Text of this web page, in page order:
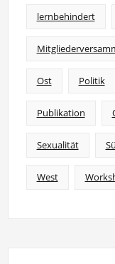
lernbehindert
Ost Politik
Publikation
Sexualität
West